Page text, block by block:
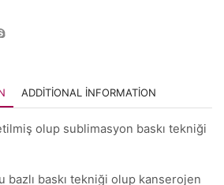
ADDITIONAL INFORMATION
olup sublimasyon baskı tekniği
bazlı baskı tekniği olup kanserojen